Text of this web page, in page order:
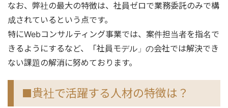
なお、弊社の最大の特徴は、社員ゼロで業務委託のみで構
成されているという点です。
特にWebコンサルティング事業では、案件担当者を指名で
きるようにするなど、「社員モデル」の会社では解決でき
ない課題の解消に努めております。
■貴社で活躍する人材の特徴は？